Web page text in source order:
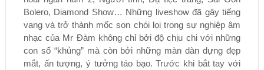
Bolero, Diamond Show… Những liveshow đã gây tiếng
vang và trở thành mốc son chói lọi trong sự nghiệp âm
nhạc của Mr Đàm không chỉ bởi độ chịu chi với những
con số “khủng” mà còn bởi những màn dàn dựng đẹp
mắt, ấn tượng, ý tưởng táo bạo. Trước khi bắt tay với